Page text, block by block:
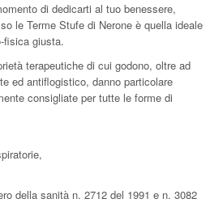
di dedicarti al tuo benessere,
le Terme Stufe di Nerone è quella ideale
fisica giusta.
terapeutiche di cui godono, oltre ad
ed antiflogistico, danno particolare
consigliate per tutte le forme di
della sanità n. 2712 del 1991 e n. 3082